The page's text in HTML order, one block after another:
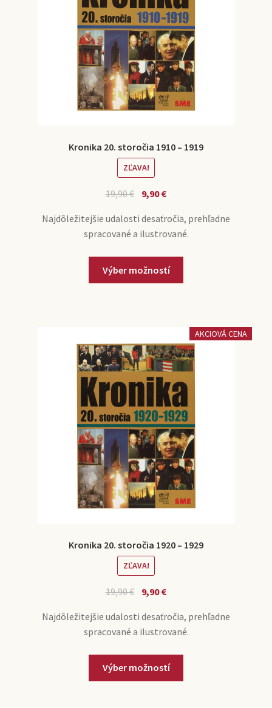
Kronika 20. storočia 1910 – 1919
ZĽAVA!
19,90€ 9,90€
Najdôležitejšie udalosti desaťročia, prehľadne
spracované a ilustrované.
Výber možností
AKCIOVÁ CENA
Kronika 20. storočia 1920 – 1929
ZĽAVA!
19,90€ 9,90€
Najdôležitejšie udalosti desaťročia, prehľadne
spracované a ilustrované.
Výber možností